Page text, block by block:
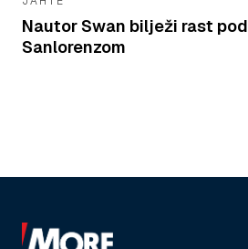
Nautor Swan bilježi rast pod
Sanlorenzom